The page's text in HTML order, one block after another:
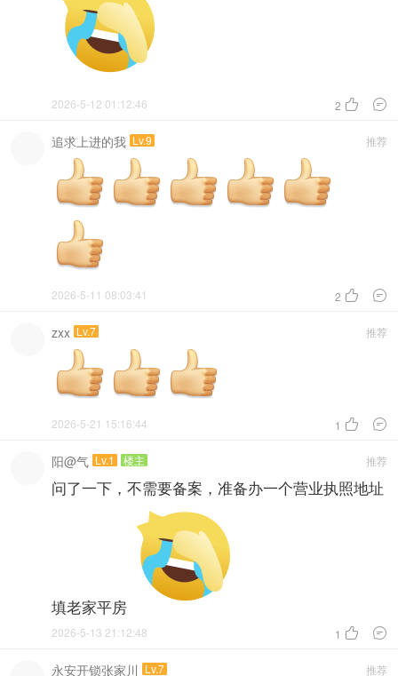
2  
2026-5-12 01:12:46
推荐
追求上进的我 Lv.9
2  
2026-5-11 08:03:41
推荐
zxx Lv.7
1  
2026-5-21 15:16:44
推荐
阳@气 Lv.1 楼主
问了一下，不需要备案，准备办一个营业执照地址
填老家平房
1  
2026-5-13 21:12:48
推荐
永安开锁张家川 Lv.7